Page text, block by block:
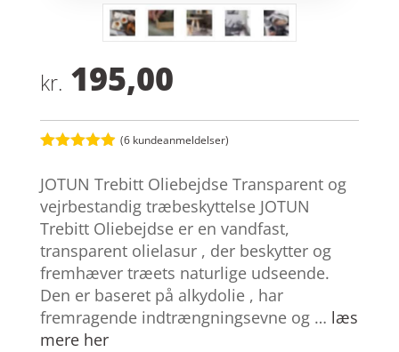
kr. 195,00
ud af 5
baseret på
kundebedøm
melser
(6 kundeanmeldelser)
JOTUN Trebitt Oliebejdse Transparent og
vejrbestandig træbeskyttelse JOTUN
Trebitt Oliebejdse er en vandfast,
transparent olielasur , der beskytter og
fremhæver træets naturlige udseende.
Den er baseret på alkydolie , har
fremragende indtrængningsevne og … læs
mere her